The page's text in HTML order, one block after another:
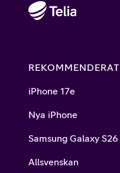
REKOMMENDERAT
iPhone 17e
Nya iPhone
Samsung Galaxy S26
Allsvenskan